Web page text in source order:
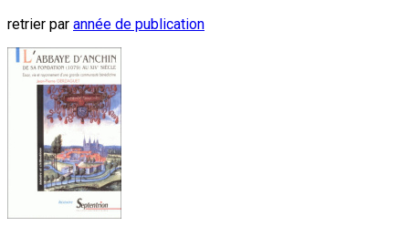
retrier par année de publication